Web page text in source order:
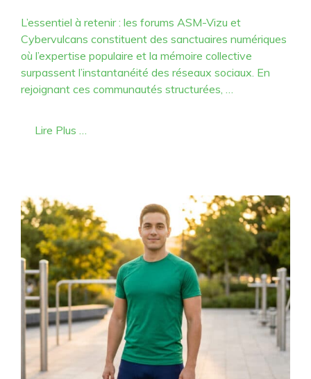
L’essentiel à retenir : les forums ASM-Vizu et
Cybervulcans constituent des sanctuaires numériques
où l’expertise populaire et la mémoire collective
surpassent l’instantanéité des réseaux sociaux. En
rejoignant ces communautés structurées, …
Lire Plus …